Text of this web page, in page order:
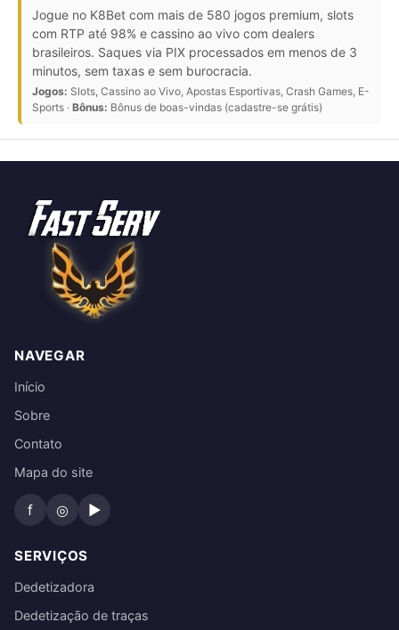
Jogue no K8Bet com mais de 580 jogos premium, slots
com RTP até 98% e cassino ao vivo com dealers
brasileiros. Saques via PIX processados em menos de 3
minutos, sem taxas e sem burocracia.
Jogos: Slots, Cassino ao Vivo, Apostas Esportivas, Crash Games, E-
Sports · Bônus: Bônus de boas-vindas (cadastre-se grátis)
NAVEGAR
Início
Sobre
Contato
Mapa do site
f ◎ ▶
SERVIÇOS
Dedetizadora
Dedetização de traças